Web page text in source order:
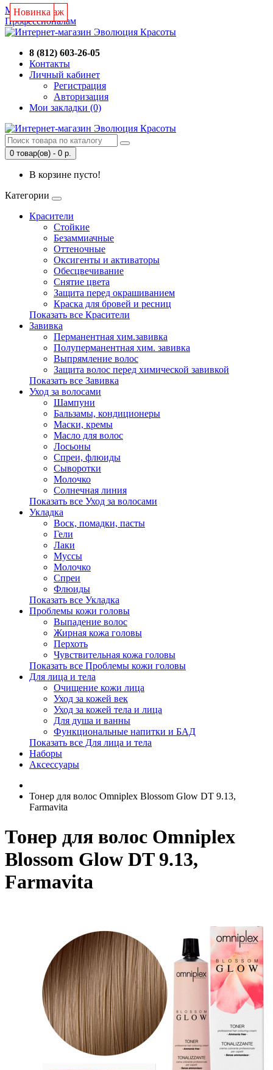
Магазин
Профессионалам
8 (812) 603-26-05
Контакты
Личный кабинет
Регистрация
Авторизация
Мои закладки (0)
0 товар(ов) - 0 р.
В корзине пусто!
Категории
Красители
Стойкие
Безаммиачные
Оттеночные
Оксигенты и активаторы
Обесцвечивание
Снятие цвета
Защита перед окрашиванием
Краска для бровей и ресниц
Показать все Красители
Завивка
Перманентная хим.завивка
Полуперманентная хим. завивка
Выпрямление волос
Защита волос перед химической завивкой
Показать все Завивка
Уход за волосами
Шампуни
Бальзамы, кондиционеры
Маски, кремы
Масло для волос
Лосьоны
Спреи, флюиды
Сыворотки
Молочко
Солнечная линия
Показать все Уход за волосами
Укладка
Воск, помадки, пасты
Гели
Лаки
Муссы
Молочко
Спреи
Флюиды
Показать все Укладка
Проблемы кожи головы
Выпадение волос
Жирная кожа головы
Перхоть
Чувствительная кожа головы
Показать все Проблемы кожи головы
Для лица и тела
Очищение кожи лица
Уход за кожей век
Уход за кожей тела и лица
Для душа и ванны
Функциональные напитки и БАД
Показать все Для лица и тела
Наборы
Аксессуары
Тонер для волос Omniplex Blossom Glow DT 9.13,
Farmavita
Тонер для волос Omniplex
Blossom Glow DT 9.13,
Farmavita
Новинка
Хит продаж
Новинка
Новинка